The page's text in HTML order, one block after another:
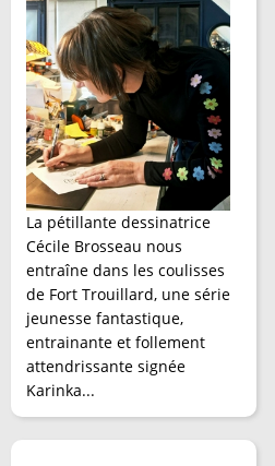
La pétillante dessinatrice
Cécile Brosseau nous
entraîne dans les coulisses
de Fort Trouillard, une série
jeunesse fantastique,
entrainante et follement
attendrissante signée
Karinka...